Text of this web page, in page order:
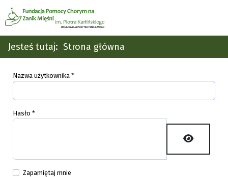
Jesteś tutaj: Strona główna
Nazwa użytkownika *
Hasło *
Pokaż
Zapamiętaj mnie